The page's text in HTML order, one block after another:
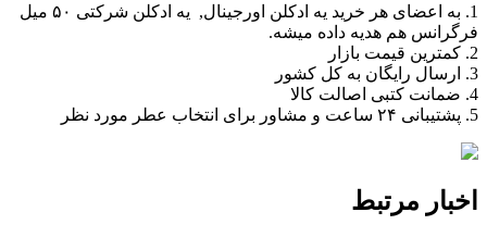
1. به اعضای هر خرید یه ادکلن اورجینال, یه ادکلن شرکتی ۵۰ میل
فرگرانس هم هدیه داده میشه.
2. کمترین قیمت بازار
3. ارسال رایگان به کل کشور
4. ضمانت کتبی‌ اصالت کالا
5. پشتیبانی ۲۴ ساعت و مشاور برای انتخاب عطر مورد نظر
اخبار مرتبط